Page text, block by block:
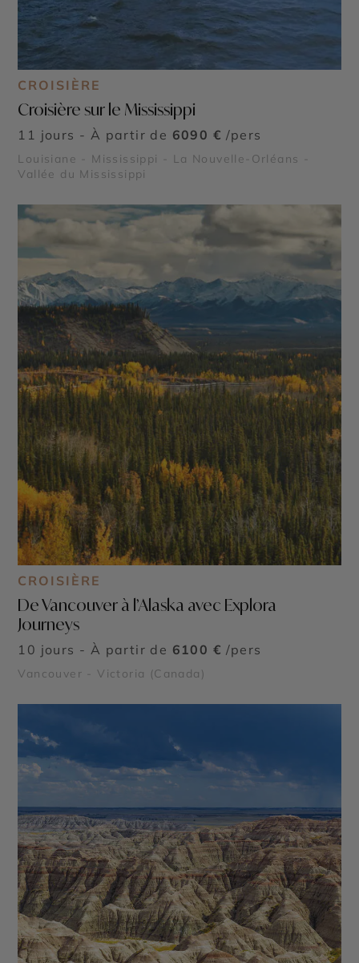
CROISIÈRE
Croisière sur le Mississippi
11 jours - À partir de 6090 € /pers
Louisiane - Mississippi - La Nouvelle-Orléans -
Vallée du Mississippi
CROISIÈRE
De Vancouver à l’Alaska avec Explora
Journeys
10 jours - À partir de 6100 € /pers
Vancouver - Victoria (Canada)